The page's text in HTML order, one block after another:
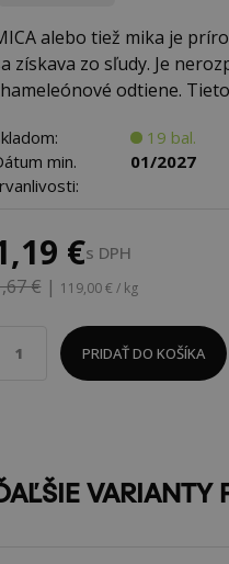
alebo tiež mika je
získava zo sľudy. Je
odtiene. Tieto
19 bal.
min.
01/2027
€s DPH
€| 119,00 € / kg
PRIDAŤ DO KOŠÍKA
VARIANTY